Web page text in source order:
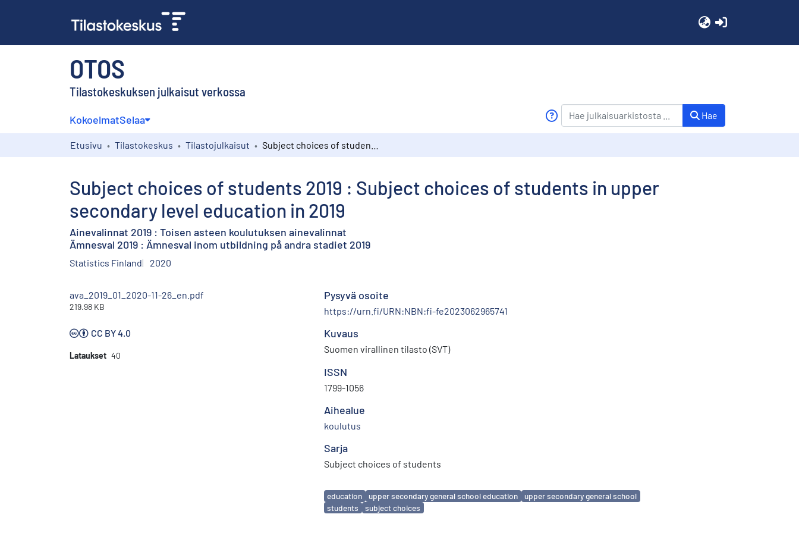
OTOS
Tilastokeskuksen julkaisut verkossa
KokoelmatSelaa Hae
Etusivu Tilastokeskus Tilastojulkaisut
Subject choices of students 2019 : Subject choices of students in upper
secondary level education in 2019
Ainevalinnat 2019 : Toisen asteen koulutuksen ainevalinnat
Ämnesval 2019 : Ämnesval inom utbildning på andra stadiet 2019
Statistics Finland 2020
ava_2019_01_2020-11-26_en.pdf
219.98 KB
CC BY 4.0
Lataukset 40
Pysyvä osoite
https://urn.fi/URN:NBN:fi-fe2023062965741
Kuvaus
Suomen virallinen tilasto (SVT)
ISSN
1799-1056
Aihealue
koulutus
Sarja
Subject choices of students
Avainsanat
education upper secondary general school education
upper secondary general school
students
subject choices